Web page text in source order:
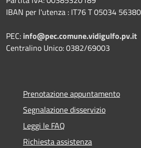
IBAN per l'utenza : IT76 T 05034
PEC: info@pec.comune.vidigulfo.pv.it
Centralino Unico: 0382/69003
Prenotazione appuntamento
Segnalazione disservizio
Leggi le FAQ
Richiesta assistenza